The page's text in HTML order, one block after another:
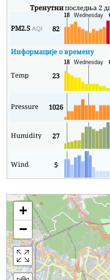
Тренутнипоследња 2
PM2.5AQI 82
Информације о времену
Temp 23
Pressure 1026
Humidity 27
Wind 5
+
−